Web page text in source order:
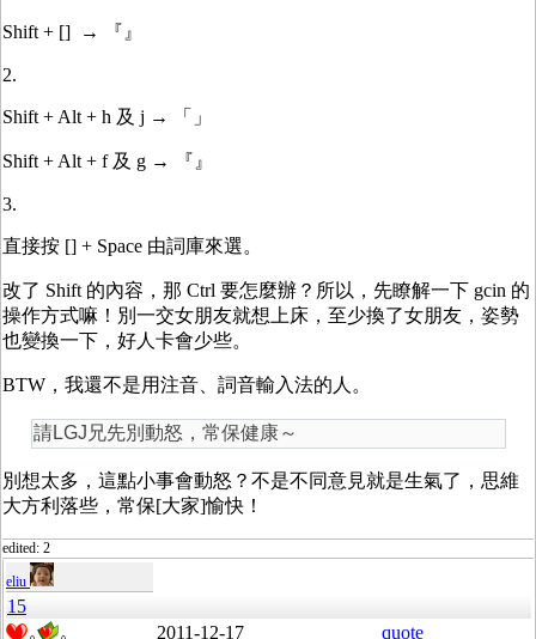
Shift + [] → 『』
2.
Shift + Alt + h 及 j → 「」
Shift + Alt + f 及 g → 『』
3.
直接按 [] + Space 由詞庫來選。
改了 Shift 的內容，那 Ctrl 要怎麼辦？所以，先瞭解一下 gcin 的
操作方式嘛！別一交女朋友就想上床，至少換了女朋友，姿勢
也變換一下，好人卡會少些。
BTW，我還不是用注音、詞音輸入法的人。
請LGJ兄先別動怒，常保健康～
別想太多，這點小事會動怒？不是不同意見就是生氣了，思維
大方利落些，常保[大家]愉快！
edited: 2
eliu
15
2011-12-17 quote